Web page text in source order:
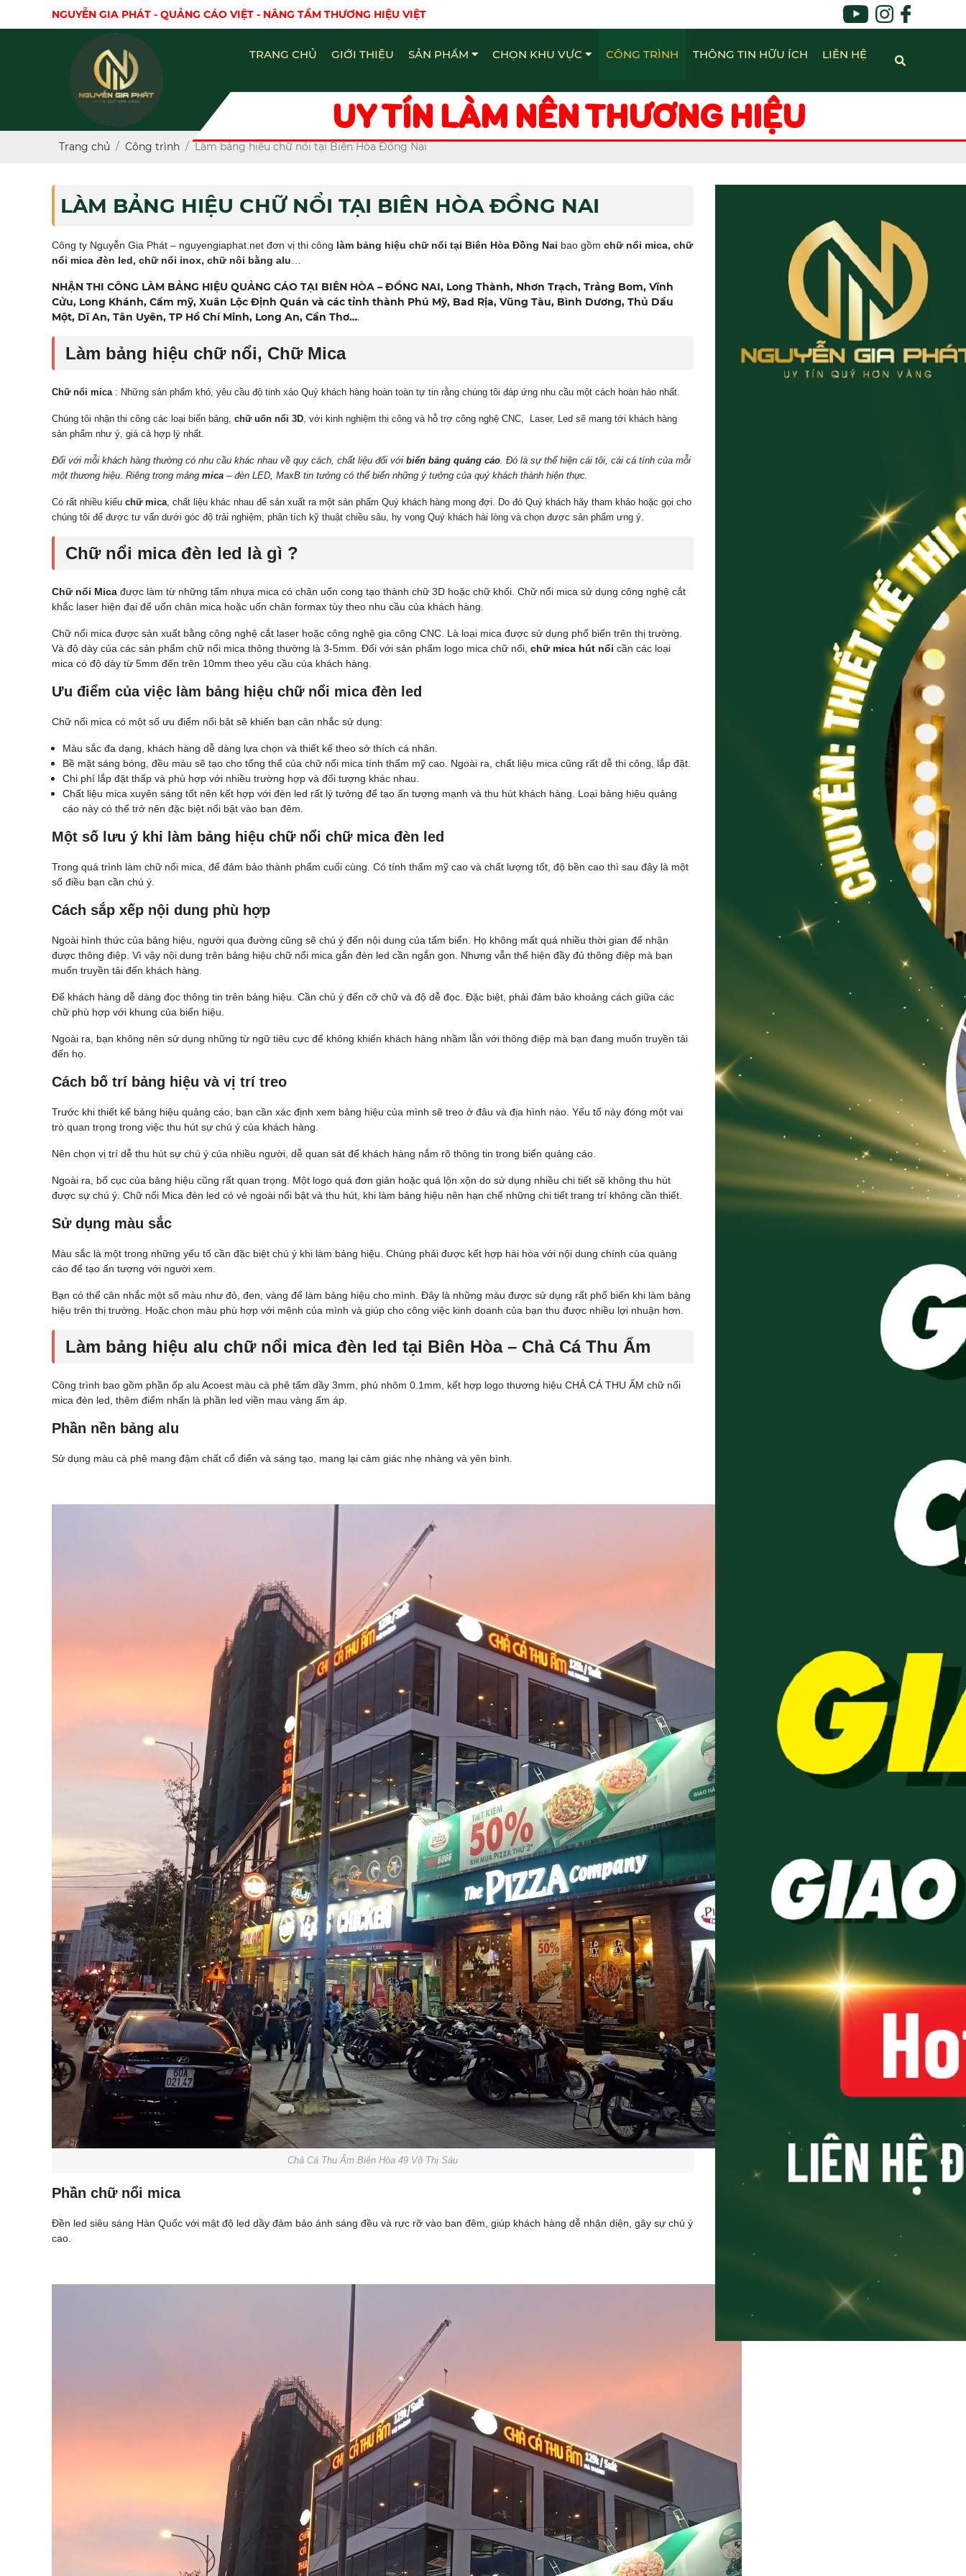
NGUYỄN GIA PHÁT - QUẢNG CÁO VIỆT - NÂNG TẦM THƯƠNG HIỆU VIỆT
TRANG CHỦ GIỚI THIỆU SẢN PHẨM CHỌN KHU VỰC CÔNG TRÌNH THÔNG TIN HỮU ÍCH LIÊN HỆ
UY TÍN LÀM NÊN THƯƠNG HIỆU
Trang chủ Công trình Làm bảng hiệu chữ nổi tại Biên Hòa Đồng Nai
LÀM BẢNG HIỆU CHỮ NỔI TẠI BIÊN HÒA ĐỒNG NAI
Công ty Nguyễn Gia Phát – nguyengiaphat.net đơn vị thi công làm bảng hiệu chữ nổi tại Biên Hòa Đồng Nai bao gồm chữ nổi mica, chữ
nổi mica đèn led, chữ nổi inox, chữ nôi bằng alu
NHẬN THI CÔNG LÀM BẢNG HIỆU QUẢNG CÁO TẠI BIÊN HÒA – ĐỒNG NAI, Long Thành, Nhơn Trạch, Trảng Bom, Vĩnh
Cửu, Long Khánh, Cẩm mỹ, Xuân Lộc Định Quán và các tỉnh thành Phú Mỹ, Bad Rịa, Vũng Tàu, Bình Dương, Thủ Dầu
Một, Dĩ An, Tân Uyên, TP Hồ Chí Minh, Long An, Cần Thơ….
Làm bảng hiệu chữ nổi, Chữ Mica
Chữ nổi mica: Những sản phẩm khó, yêu cầu độ tinh xảo Quý khách hàng hoàn toàn tự tin rằng chúng tôi đáp ứng nhu cầu một cách hoàn hảo nhất.
Chúng tôi nhận thi công các loại biển bảng, chữ uốn nổi 3D, với kinh nghiệm thi công và hỗ trợ công nghệ CNC, Laser, Led sẽ mang tới khách hàng
sản phẩm như ý, giá cả hợp lý nhất.
Đối với mỗi khách hàng thường có nhu cầu khác nhau về quy cách, chất liệu đối với biển bảng quảng cáo. Đó là sự thể hiện cái tôi, cái cá tính của mỗi
một thương hiệu. Riêng trong mảng mica – đèn LED, MaxB tin tưởng có thể biến những ý tưởng của quý khách thành hiện thực.
Có rất nhiều kiểu chữ mica, chất liệu khác nhau để sản xuất ra một sản phẩm Quý khách hàng mong đợi. Do đó Quý khách hãy tham khảo hoặc gọi cho
chúng tôi để được tư vấn dưới góc độ trải nghiệm, phân tích kỹ thuật chiều sâu, hy vọng Quý khách hài lòng và chọn được sản phẩm ưng ý.
Chữ nổi mica đèn led là gì ?
Chữ nổi Mica được làm từ những tấm nhựa mica có chân uốn cong tạo thành chữ 3D hoặc chữ khối. Chữ nổi mica sử dụng công nghệ cắt
khắc laser hiện đại để uốn chân mica hoặc uốn chân formax tùy theo nhu cầu của khách hàng.
Chữ nổi mica được sản xuất bằng công nghệ cắt laser hoặc công nghệ gia công CNC. Là loại mica được sử dụng phổ biến trên thị trường.
Và độ dày của các sản phẩm chữ nổi mica thông thường là 3-5mm. Đối với sản phẩm logo mica chữ nổi, chữ mica hút nổi cần các loại
mica có độ dày từ 5mm đến trên 10mm theo yêu cầu của khách hàng.
Ưu điểm của việc làm bảng hiệu chữ nổi mica đèn led
Chữ nổi mica có một số ưu điểm nổi bật sẽ khiến bạn cân nhắc sử dụng:
Màu sắc đa dạng, khách hàng dễ dàng lựa chọn và thiết kế theo sở thích cá nhân.
Bề mặt sáng bóng, đều màu sẽ tạo cho tổng thể của chữ nổi mica tính thẩm mỹ cao. Ngoài ra, chất liệu mica cũng rất dễ thi công, lắp đặt.
Chi phí lắp đặt thấp và phù hợp với nhiều trường hợp và đối tượng khác nhau.
Chất liệu mica xuyên sáng tốt nên kết hợp với đèn led rất lý tưởng để tạo ấn tượng mạnh và thu hút khách hàng. Loại bảng hiệu quảng
cáo này có thể trở nên đặc biệt nổi bật vào ban đêm.
Một số lưu ý khi làm bảng hiệu chữ nổi chữ mica đèn led
Trong quá trình làm chữ nổi mica, để đảm bảo thành phẩm cuối cùng. Có tính thẩm mỹ cao và chất lượng tốt, độ bền cao thì sau đây là một
số điều bạn cần chú ý.
Cách sắp xếp nội dung phù hợp
Ngoài hình thức của bảng hiệu, người qua đường cũng sẽ chú ý đến nội dung của tấm biển. Họ không mất quá nhiều thời gian để nhận
được thông điệp. Vì vậy nội dung trên bảng hiệu chữ nổi mica gắn đèn led cần ngắn gọn. Nhưng vẫn thể hiện đầy đủ thông điệp mà bạn
muốn truyền tải đến khách hàng.
Để khách hàng dễ dàng đọc thông tin trên bảng hiệu. Cần chú ý đến cỡ chữ và độ dễ đọc. Đặc biệt, phải đảm bảo khoảng cách giữa các
chữ phù hợp với khung của biển hiệu.
Ngoài ra, bạn không nên sử dụng những từ ngữ tiêu cực để không khiến khách hàng nhầm lẫn với thông điệp mà bạn đang muốn truyền tải
đến họ.
Cách bố trí bảng hiệu và vị trí treo
Trước khi thiết kế bảng hiệu quảng cáo, bạn cần xác định xem bảng hiệu của mình sẽ treo ở đâu và địa hình nào. Yếu tố này đóng một vai
trò quan trọng trong việc thu hút sự chú ý của khách hàng.
Nên chọn vị trí dễ thu hút sự chú ý của nhiều người, dễ quan sát để khách hàng nắm rõ thông tin trong biển quảng cáo.
Ngoài ra, bố cục của bảng hiệu cũng rất quan trọng. Một logo quá đơn giản hoặc quá lộn xộn do sử dụng nhiều chi tiết sẽ không thu hút
được sự chú ý. Chữ nổi Mica đèn led có vẻ ngoài nổi bật và thu hút, khi làm bảng hiệu nên hạn chế những chi tiết trang trí không cần thiết.
Sử dụng màu sắc
Màu sắc là một trong những yếu tố cần đặc biệt chú ý khi làm bảng hiệu. Chúng phải được kết hợp hài hòa với nội dung chính của quảng
cáo để tạo ấn tượng với người xem.
Bạn có thể cân nhắc một số màu như đỏ, đen, vàng để làm bảng hiệu cho mình. Đây là những màu được sử dụng rất phổ biến khi làm bảng
hiệu trên thị trường. Hoặc chọn màu phù hợp với mệnh của mình và giúp cho công việc kinh doanh của bạn thu được nhiều lợi nhuận hơn.
Làm bảng hiệu alu chữ nổi mica đèn led tại Biên Hòa – Chả Cá Thu Ẩm
Công trình bao gồm phần ốp alu Acoest màu cà phê tấm dầy 3mm, phủ nhôm 0.1mm, kết hợp logo thương hiệu CHẢ CÁ THU ẨM chữ nổi
mica đèn led, thêm điểm nhấn là phần led viền mau vàng ấm áp.
Phần nền bảng alu
Sử dụng màu cà phê mang đậm chất cổ điển và sáng tạo, mang lại cảm giác nhẹ nhàng và yên bình.
Chả Cá Thu Ẩm Biên Hòa 49 Võ Thị Sáu
Phần chữ nổi mica
Đền led siêu sáng Hàn Quốc với mật độ led dầy đảm bảo ánh sáng đều và rực rỡ vào ban đêm, giúp khách hàng dễ nhận diện, gây sự chú ý
cao.